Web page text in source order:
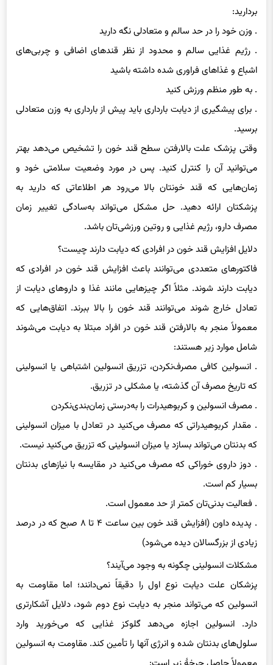
بردارید:
. وزن خود را در حد سالم و متعادلی نگه دارید
. رژیم غذایی سالم و محدود از نظر قندهای اضافی و چربی‌های
اشباع و غذاهای فراوری شده داشته باشید
. به طور منظم ورزش کنید
. برای پیشگیری از دیابت بارداری باید پیش از بارداری به وزن متعادلی
برسید.
وقتی پزشک علت بالارفتن سطح قند خون را تشخیص می‌دهد بهتر
می‌توانید آن را کنترل کنید. پس در مورد وضعیت سلامتی خود و
زمان‌هایی که قند خونتان بالا می‌رود هر اطلاعاتی که دارید به
پزشکتان ارائه دهید. حل مشکل می‌تواند به‌سادگی تغییر زمان
مصرف دارو، رژیم غذایی و روتین ورزشی‌تان باشد.
دلایل افزایش قند خون در افرادی که دیابت دارند چیست؟
فاکتورهای متعددی می‌توانند باعث افزایش قند خون در افرادی که
دیابت دارند شوند. مثلاً اگر چیزهایی مانند غذا و داروهای دیابت از
تعادل خارج شوند می‌توانند قند خون را بالا ببرند. اتفاق‌هایی که
معمولاً منجر به بالارفتن قند خون در افراد مبتلا به دیابت می‌شوند
شامل موارد زیر هستند:
. انسولین کافی مصرف‌نکردن، تزریق انسولین اشتباهی یا انسولینی
که تاریخ مصرف آن گذشته، یا مشکلی در تزریق.
. مصرف انسولین و کربوهیدرات را به‌درستی زمان‌بندی‌نکردن
. مقدار کربوهیدراتی که مصرف می‌کنید در تعادل با میزان انسولینی
که بدنتان می‌تواند بسازد یا میزان انسولینی که تزریق می‌کنید نیست.
. دوز داروی خوراکی‌ که مصرف می‌کنید در مقایسه با نیازهای بدنتان
بسیار کم است.
. فعالیت بدنی‌تان کمتر از حد معمول است.
. پدیده داون (افزایش قند خون بین ساعت ۴ تا ۸ صبح که در درصد
زیادی از بزرگسالان دیده می‌شود)
مشکلات انسولینی چگونه به وجود می‌آیند؟
پزشکان علت دیابت نوع اول را دقیقاً نمی‌دانند؛ اما مقاومت به
انسولین که می‌تواند منجر به دیابت نوع دوم شود، دلایل آشکارتری
دارد. انسولین اجازه می‌دهد گلوکز غذایی که می‌خورید وارد
سلول‌های بدنتان شده و انرژی آنها را تأمین کند. مقاومت به انسولین